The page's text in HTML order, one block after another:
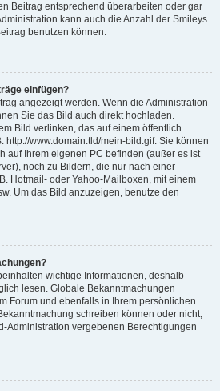
Beitrag entsprechend überarbeiten oder gar
kann auch die Anzahl der Smileys
benutzen können.
einfügen?
angezeigt werden. Wenn die Administration
Sie das Bild auch direkt hochladen.
Bild verlinken, das auf einem öffentlich
http://www.domain.tld/mein-bild.gif. Sie können
auf Ihrem eigenen PC befinden (außer es ist
noch zu Bildern, die nur nach einer
Hotmail- oder Yahoo-Mailboxen, mit einem
Um das Bild anzuzeigen, benutze den
wichtige Informationen, deshalb
lesen. Globale Bekanntmachungen
Forum und ebenfalls in Ihrem persönlichen
schreiben können oder nicht,
Administration vergebenen Berechtigungen